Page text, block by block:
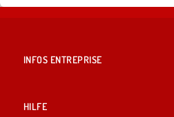
INFOS ENTREPRISE
HILFE